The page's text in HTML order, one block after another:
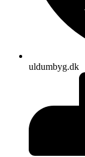
uldumbyg.dk